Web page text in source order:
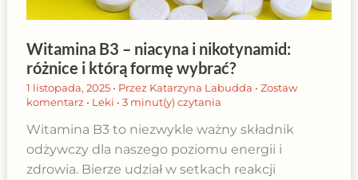
Witamina B3 – niacyna i nikotynamid:
różnice i którą formę wybrać?
1 listopada, 2025 • Przez Katarzyna Labudda • Zostaw
komentarz • Leki • 3 minut(y) czytania
Witamina B3 to niezwykle ważny składnik
odżywczy dla naszego poziomu energii i
zdrowia. Bierze udział w setkach reakcji